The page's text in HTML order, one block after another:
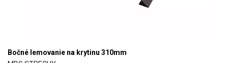
Bočné lemovanie na krytinu 310mm